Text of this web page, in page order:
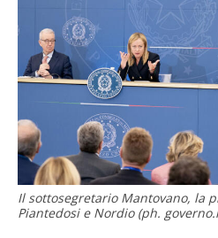
Il sottosegretario Mantovano, la
Piantedosi e Nordio (ph.